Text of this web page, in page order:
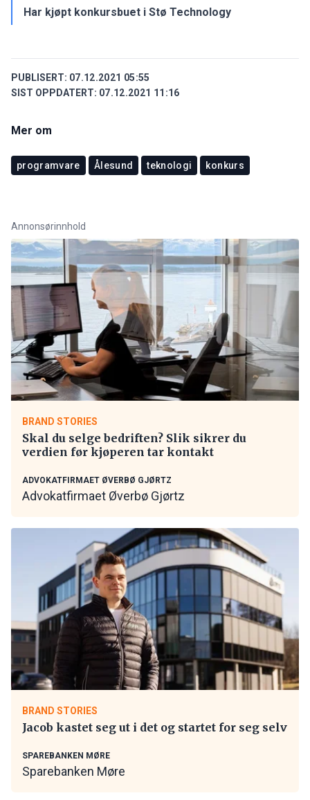
Har kjøpt konkursbuet i Stø Technology
PUBLISERT: 07.12.2021 05:55
SIST OPPDATERT: 07.12.2021 11:16
Mer om
programvare Ålesund teknologi konkurs
Annonsørinnhold
BRAND STORIES
Skal du selge bedriften? Slik sikrer du
verdien før kjøperen tar kontakt
ADVOKATFIRMAET ØVERBØ GJØRTZ
Advokatfirmaet Øverbø Gjørtz
BRAND STORIES
Jacob kastet seg ut i det og startet for seg selv
SPAREBANKEN MØRE
Sparebanken Møre